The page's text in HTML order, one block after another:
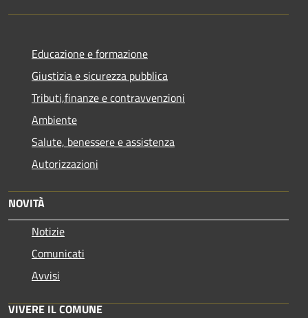
Educazione e formazione
Giustizia e sicurezza pubblica
Tributi,finanze e contravvenzioni
Ambiente
Salute, benessere e assistenza
Autorizzazioni
NOVITÀ
Notizie
Comunicati
Avvisi
VIVERE IL COMUNE